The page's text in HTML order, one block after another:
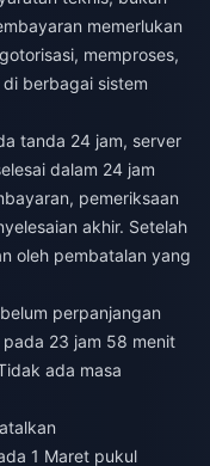
memerlukan
memproses,
berbagai sistem
tanda 24 jam, server
dalam 24 jam
pemeriksaan
akhir. Setelah
oleh pembatalan yang
perpanjangan
23 jam 58 menit
ada masa
1 Maret pukul